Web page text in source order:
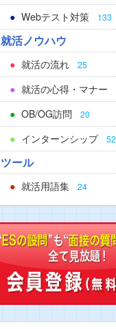
Webテスト対策 133
就活ノウハウ
就活の流れ 25
就活の心得・マナー
OB/OG訪問 20
インターンシップ 52
ツール
就活用語集 24